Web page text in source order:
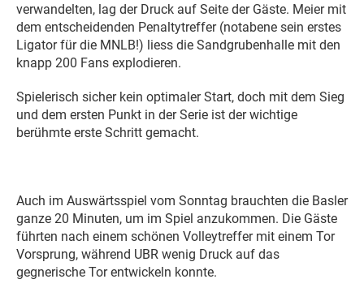
verwandelten, lag der Druck auf Seite der Gäste. Meier mit
dem entscheidenden Penaltytreffer (notabene sein erstes
Ligator für die MNLB!) liess die Sandgrubenhalle mit den
knapp 200 Fans explodieren.
Spielerisch sicher kein optimaler Start, doch mit dem Sieg
und dem ersten Punkt in der Serie ist der wichtige
berühmte erste Schritt gemacht.
Auch im Auswärtsspiel vom Sonntag brauchten die Basler
ganze 20 Minuten, um im Spiel anzukommen. Die Gäste
führten nach einem schönen Volleytreffer mit einem Tor
Vorsprung, während UBR wenig Druck auf das
gegnerische Tor entwickeln konnte.